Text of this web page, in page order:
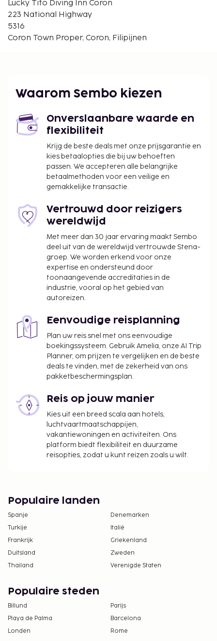
Bintuan Mangrove Park - 24,7 km
De dichtsbijzijnde luchthaven is Busuanga (USU-
Francisco Reyes) - 21,1 km
dankzij een buitenzwembad of geniet van het
uitzicht vanuit een dakterras en een tuin. Extra
uitstapjes/tickets. Gasten van Lucky Tito Diving Inn
Coron kunnen genieten van een deugddoende
maaltijd in het restaurant.
In deze accommodatie zijn huisdieren en
assistentiedieren niet toegestaan.
Lucky Tito Diving Inn Coron
223 National Highway
5316
Coron Town Proper, Coron, Filipijnen
Waarom Sembo kiezen
Onverslaanbare waarde en
flexibiliteit
Krijg de beste deals met onze prijsgarantie en
kies betaalopties die bij uw behoeften
passen. We accepteren alle belangrijke
betaalmethoden voor een veilige en
gemakkelijke transactie.
Vertrouwd door reizigers
wereldwijd
Met meer dan 30 jaar ervaring maakt Sembo
deel uit van de wereldwijd vertrouwde Stena-
groep. We worden erkend voor onze
expertise en ondersteund door
toonaangevende accreditaties in de
industrie, vooral op het gebied van
autoreizen.
Eenvoudige reisplanning
Plan uw reis snel met ons eenvoudige
boekingssysteem. Gebruik Amelia, onze AI Trip
Planner, om prijzen te vergelijken en de beste
deals te vinden, met de zekerheid van ons
pakketbeschermingsplan.
Reis op jouw manier
Kies uit een breed scala aan hotels,
luchtvaartmaatschappijen,
vakantiewoningen en activiteiten. Ons
platform biedt flexibiliteit en duurzame
reisopties, zodat u kunt reizen zoals u wilt.
Populaire landen
Spanje
Denemarken
Turkije
Italië
Frankrijk
Griekenland
Duitsland
Zweden
Thailand
Verenigde Staten
Populaire steden
Billund
Parijs
Playa de Palma
Barcelona
Londen
Rome